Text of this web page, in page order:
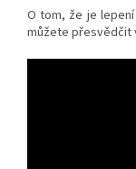
O tom, že je
můžete přesvědčit